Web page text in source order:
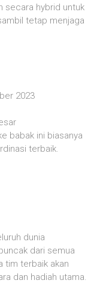
secara hybrid untuk
tetap menjaga
2023
babak ini biasanya
terbaik.
dunia
dari semua
tim terbaik akan
dan hadiah utama.